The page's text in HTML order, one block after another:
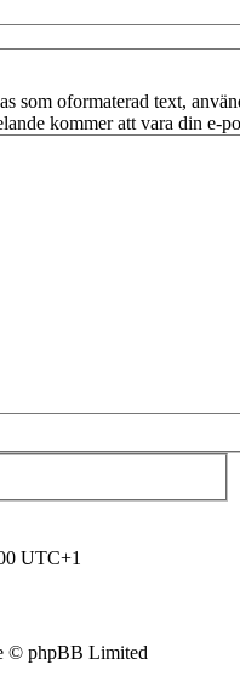
som oformaterad text,
kommer att vara din e-
UTC+1
© phpBB Limited